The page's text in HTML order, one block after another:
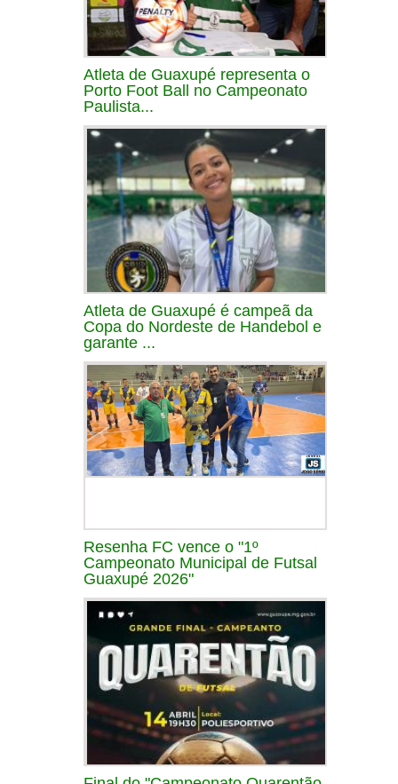
Atleta de Guaxupé representa o
Porto Foot Ball no Campeonato
Paulista...
Atleta de Guaxupé é campeã da
Copa do Nordeste de Handebol e
garante ...
Resenha FC vence o "1º
Campeonato Municipal de Futsal
Guaxupé 2026"